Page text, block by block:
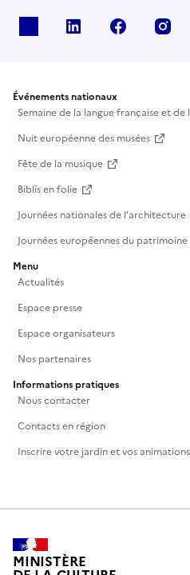
Linkedin Facebook
Événements nationaux
Semaine de la langue française et
Nuit européenne des musées
Fête de la musique
Biblis en folie
Journées nationales de l'architecture
Journées européennes du patrimoine
Menu
Actualités
Espace presse
Espace organisateurs
Nos partenaires
Informations pratiques
Nous contacter
Contacts en région
Inscrire votre jardin et vos animations
MINISTÈRE